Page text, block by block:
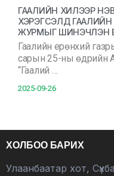
ГААЛИЙН ХИЛЭЭР
ХЭРЭГСЭЛД
ЖУРМЫГ ШИНЭЧЛЭН
Гаалийн ерөнхий
сарын 25-ны өдрийн
“Гаалий …
2025-09-26
ХОЛБОО БАРИХ
Улаанбаатар хот,